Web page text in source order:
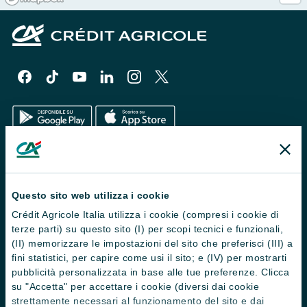
Questo sito web utilizza i cookie
Crédit Agricole Italia utilizza i cookie (compresi i cookie di
terze parti) su questo sito (I) per scopi tecnici e funzionali,
(II) memorizzare le impostazioni del sito che preferisci (III) a
fini statistici, per capire come usi il sito; e (IV) per mostrarti
pubblicità personalizzata in base alle tue preferenze. Clicca
su "Accetta" per accettare i cookie (diversi dai cookie
strettamente necessari al funzionamento del sito e dai
Trova filiali
Contattaci
Domande frequenti
Successioni
Servizi e pagamenti digitali